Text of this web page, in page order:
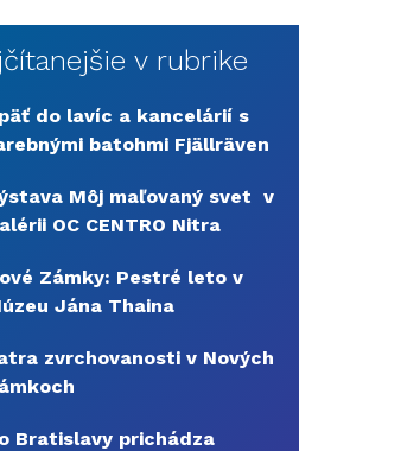
v rubrike
do lavíc a kancelárií s
batohmi Fjällräven
Môj maľovaný svet v
OC CENTRO Nitra
Zámky: Pestré leto v
Jána Thaina
zvrchovanosti v Nových
Bratislavy prichádza